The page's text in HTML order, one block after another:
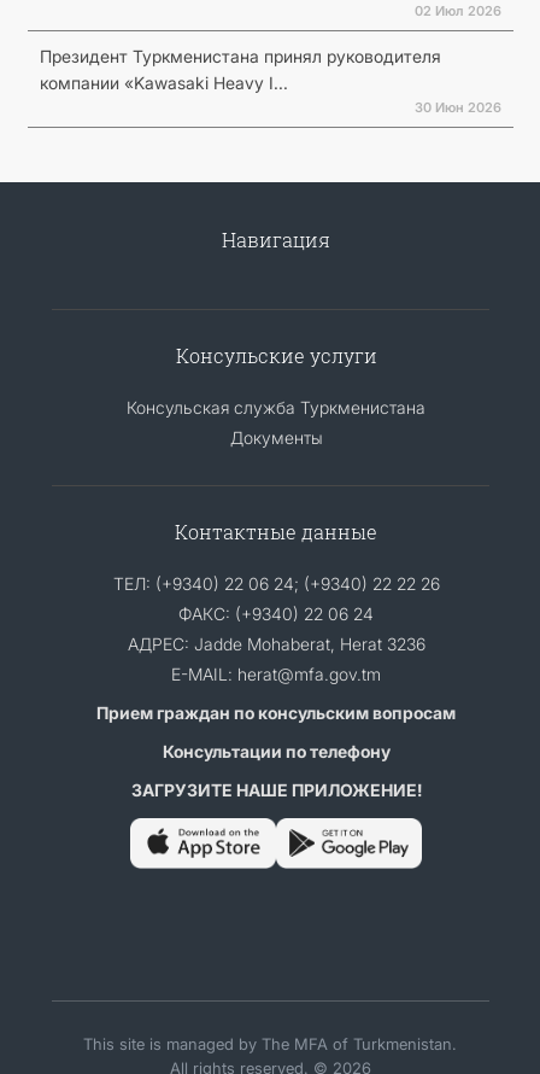
02 Июл 2026
Президент Туркменистана принял руководителя
компании «Kawasaki Heavy I...
30 Июн 2026
Навигация
Консульские услуги
Консульская служба Туркменистана
Документы
Контактные данные
ТЕЛ: (+9340) 22 06 24; (+9340) 22 22 26
ФАКС: (+9340) 22 06 24
АДРЕС: Jadde Mohaberat, Herat 3236
E-MAIL: herat@mfa.gov.tm
Прием граждан по консульским вопросам
Консультации по телефону
ЗАГРУЗИТЕ НАШЕ ПРИЛОЖЕНИЕ!
This site is managed by The MFA of Turkmenistan.
All rights reserved. © 2026